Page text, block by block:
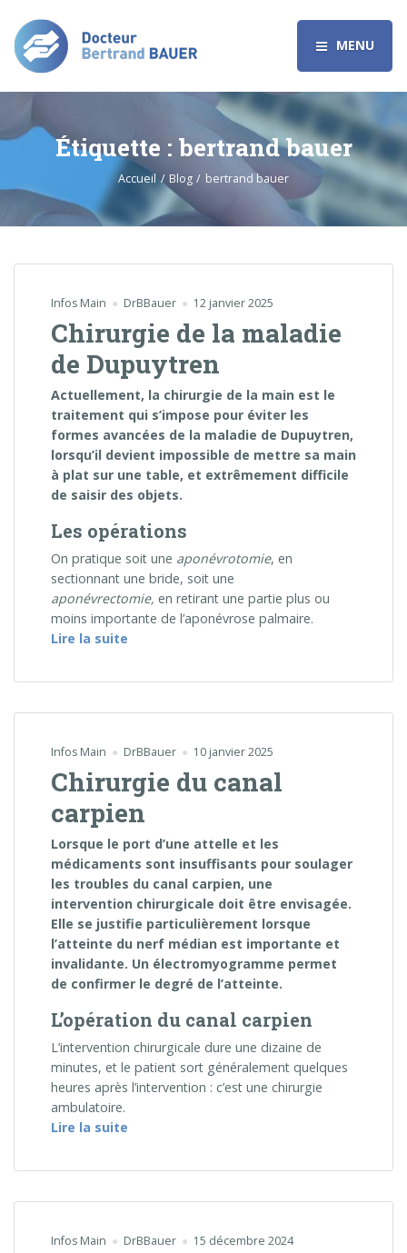
MENU
Étiquette : bertrand bauer
Accueil Blog bertrand bauer
Infos Main DrBBauer 12 janvier 2025
Chirurgie de la maladie
de Dupuytren
Actuellement, la chirurgie de la main est le
traitement qui s’impose pour éviter les
formes avancées de la maladie de Dupuytren,
lorsqu’il devient impossible de mettre sa main
à plat sur une table, et extrêmement difficile
de saisir des objets.
Les opérations
On pratique soit une aponévrotomie, en
sectionnant une bride, soit une
aponévrectomie, en retirant une partie plus ou
moins importante de l’aponévrose palmaire.
Lire la suite
Infos Main DrBBauer 10 janvier 2025
Chirurgie du canal
carpien
Lorsque le port d’une attelle et les
médicaments sont insuffisants pour soulager
les troubles du canal carpien, une
intervention chirurgicale doit être envisagée.
Elle se justifie particulièrement lorsque
l’atteinte du nerf médian est importante et
invalidante. Un électromyogramme permet
de confirmer le degré de l’atteinte.
L’opération du canal carpien
L’intervention chirurgicale dure une dizaine de
minutes, et le patient sort généralement quelques
heures après l’intervention : c’est une chirurgie
ambulatoire.
Lire la suite
Infos Main DrBBauer 15 décembre 2024